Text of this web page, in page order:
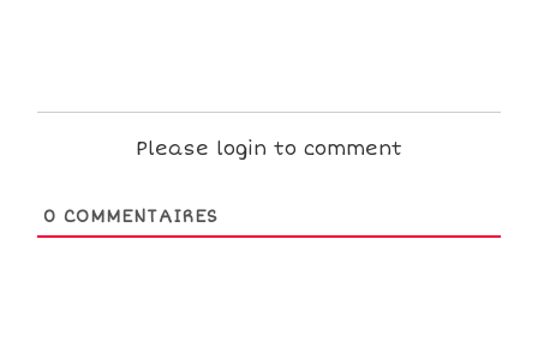
Please login to comment
0 COMMENTAIRES